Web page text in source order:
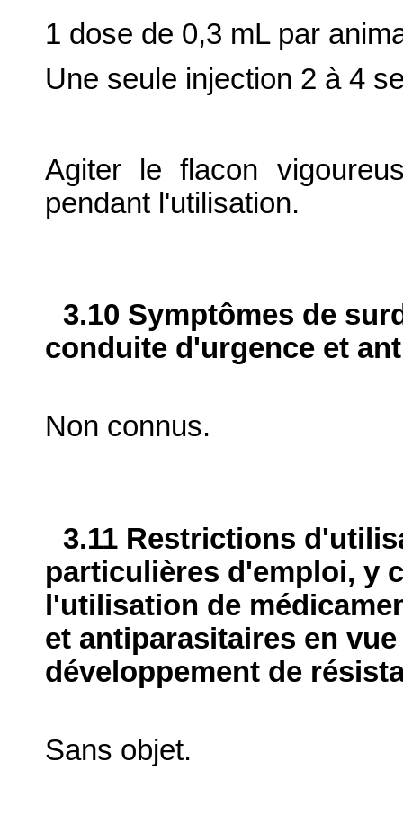
1 dose de 0,3 mL par
Une seule injection 2 à 4
Agiter le flacon
pendant l'utilisation.
3.10 Symptômes de
conduite d'urgence et
Non connus.
3.11 Restrictions
particulières d'emploi, y
l'utilisation de
et antiparasitaires en
développement de
Sans objet.